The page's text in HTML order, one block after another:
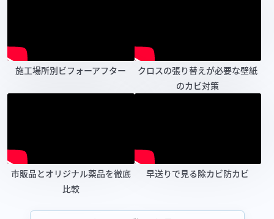
施工場所別ビフォーアフター
クロスの張り替えが必要な壁紙
のカビ対策
市販品とオリジナル薬品を徹底
比較
早送りで見る除カビ防カビ